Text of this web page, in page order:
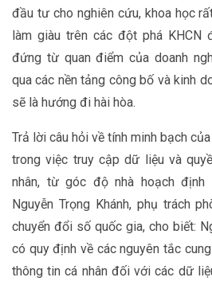
đầu tư cho nghiên cứu, khoa học
làm giàu trên các đột phá KHCN
đứng từ quan điểm của doanh
qua các nền tảng công bố và kinh
sẽ là hướng đi hài hòa.
Trả lời câu hỏi về tính minh bạch
trong việc truy cập dữ liệu và
nhân, từ góc độ nhà hoạch định
Nguyễn Trọng Khánh, phụ trách
chuyển đổi số quốc gia, cho biết:
có quy định về các nguyên tắc
thông tin cá nhân đối với các dữ